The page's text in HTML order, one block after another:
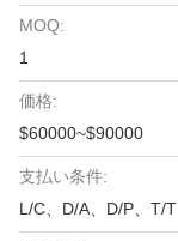
MOQ:
1
価格:
$60000~$90000
支払い条件:
L/C、D/A、D/P、T/T